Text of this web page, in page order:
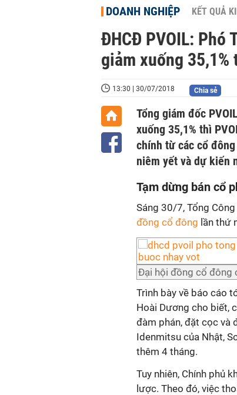
DOANH NGHIỆP KẾT QUẢ
ĐHCĐ PVOIL: Phó
giảm xuống
13:30 | 30/07/2018 Chia sẻ
Tổng giám đốc
xuống 35,1% thì
chính từ các cổ
niêm yết và dự kiến
Tạm dừng bán cổ
Sáng 30/7, Tổng
đồng cổ đông lần thứ
Đại hội đồng cổ đông
Trình bày về báo cáo
Hoài Dương cho biết,
đàm phán, đặt cọc và
Idenmitsu của Nhật,
thêm 4 tháng.
Tuy nhiên, Chính phủ
lược. Theo đó, việc